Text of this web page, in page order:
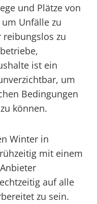
und Plätze von
Unfälle zu
zu
ist ein
um
Bedingungen
können.
Winter in
mit einem
auf alle
zu sein.